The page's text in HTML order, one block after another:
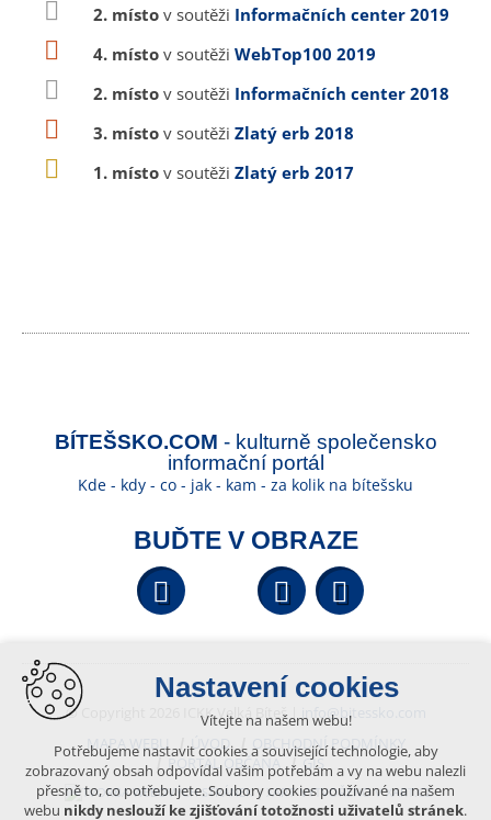
2. místo v soutěži Informačních center 2019
4. místo v soutěži WebTop100 2019
2. místo v soutěži Informačních center 2018
3. místo v soutěži Zlatý erb 2018
1. místo v soutěži Zlatý erb 2017
BÍTEŠSKO.COM - kulturně společensko
informační portál
Kde - kdy - co - jak - kam - za kolik na bítešsku
BUĎTE V OBRAZE
Facebook YouTube
© Copyright 2026 ICKK Velká Bíteš |
info@bitessko.com
MAPA WEBU
ÚVOD
OBCHODNÍ PODMÍNKY
PORTÁL OBČANA
GIS
VYTVOŘENO V XART.CZ
Nastavení cookies
Vítejte na našem webu!
Potřebujeme nastavit cookies a související technologie, aby
zobrazovaný obsah odpovídal vašim potřebám a vy na webu nalezli
přesně to, co potřebujete. Soubory cookies používané na našem
webu nikdy neslouží ke zjišťování totožnosti uživatelů stránek.